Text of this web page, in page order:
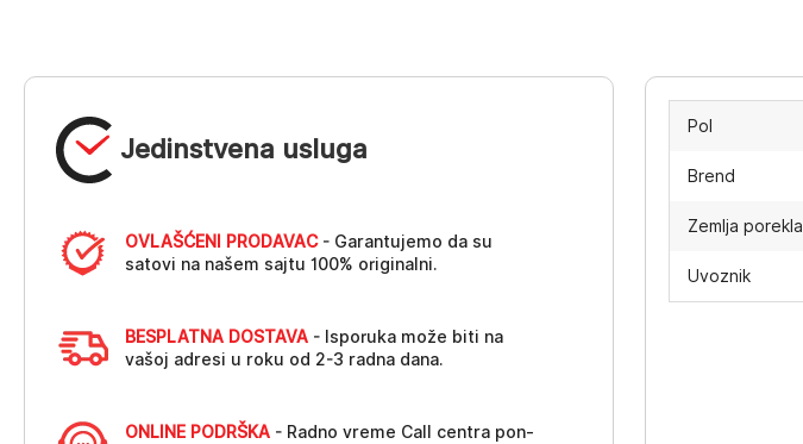
Jedinstvena usluga
OVLAŠĆENI PRODAVAC- Garantujemo da su
satovi na našem sajtu 100% originalni.
BESPLATNA DOSTAVA - Isporuka može biti na
vašoj adresi u roku od 2-3 radna dana.
ONLINE PODRŠKA - Radno vreme Call centra pon-
Pol
Brend
Zemlja porekla
Uvoznik